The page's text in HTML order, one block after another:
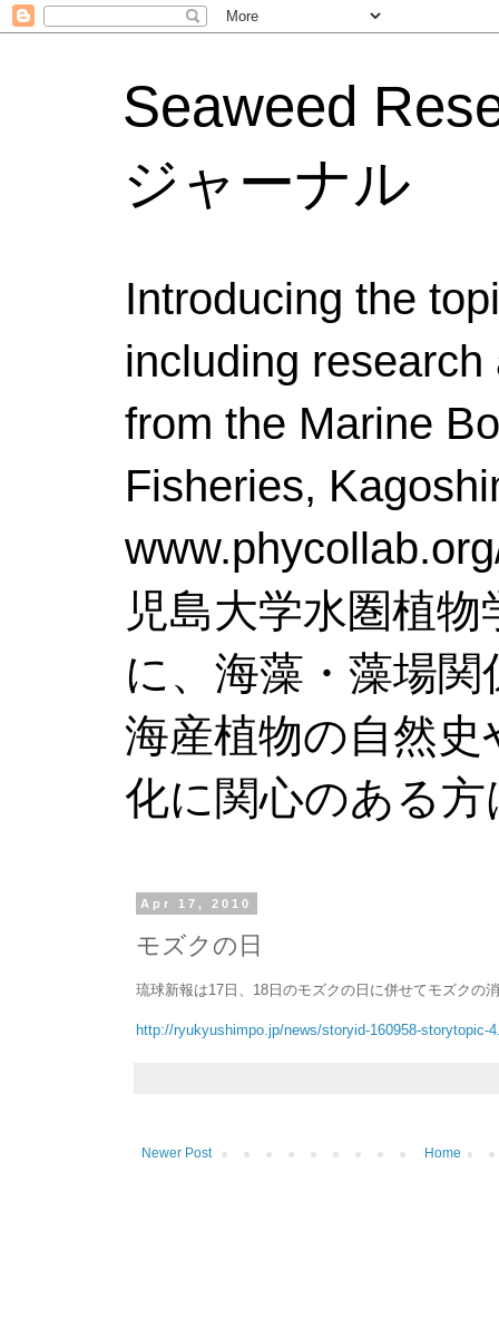
Seaweed
ジャーナル
Introducing the
including
from the Marine
Fisheries,
児島大学水圏植
に、海藻・藻場
海産植物の自然
化に関心のある
Apr 17, 2010
モズクの日
琉球新報は17日、18日のモズクの日に併せてモズクの
http://ryukyushimpo.jp/news/storyid-160958-storytopic-
Newer Post Home